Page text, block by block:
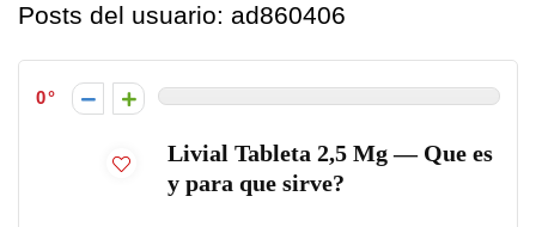
Posts del usuario: ad860406
0
Livial Tableta 2,5 Mg — Que es
y para que sirve?